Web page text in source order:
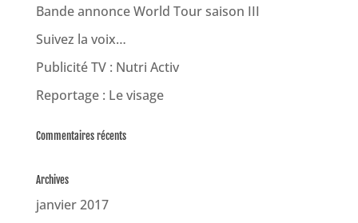
Bande annonce World Tour saison III
Suivez la voix…
Publicité TV : Nutri Activ
Reportage : Le visage
Commentaires récents
Archives
janvier 2017